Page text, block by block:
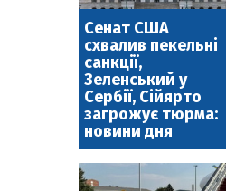
Сенат США
схвалив пекельні
санкції,
Зеленський у
Сербії, Сійярто
загрожує тюрма:
новини дня